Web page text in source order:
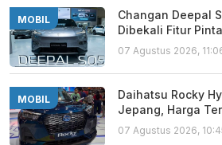
MOBIL
Changan Deepal
Dibekali Fitur
07 Agustus 2026,
MOBIL
Daihatsu Rocky
Jepang, Harga
07 Agustus 2026,